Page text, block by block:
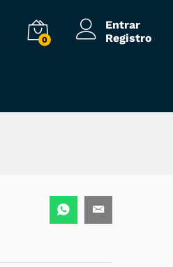
0
Entrar
Registro
Añadir al carrito